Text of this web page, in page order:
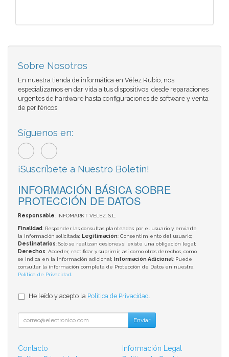
Sobre Nosotros
En nuestra tienda de informática en Vélez Rubio, nos
especializamos en dar vida a tus dispositivos. desde reparaciones
urgentes de hardware hasta configuraciones de software y venta
de periféricos.
Síguenos en:
¡Suscríbete a Nuestro Boletín!
INFORMACIÓN BÁSICA SOBRE
PROTECCIÓN DE DATOS
Responsable: INFOMARKT VELEZ, S.L.
Finalidad: Responder las consultas planteadas por el usuario y enviarle
la información solicitada; Legitimación: Consentimiento del usuario;
Destinatarios: Solo se realizan cesiones si existe una obligación legal;
Derechos: Acceder, rectificar y suprimir, así como otros derechos, como
se indica en la información adicional;
Información Adicional: Puede
consultar la información completa de Protección de Datos en nuestra
Política de Privacidad
He leído y acepto la Política de Privacidad
Enviar
Contacto
Información Legal